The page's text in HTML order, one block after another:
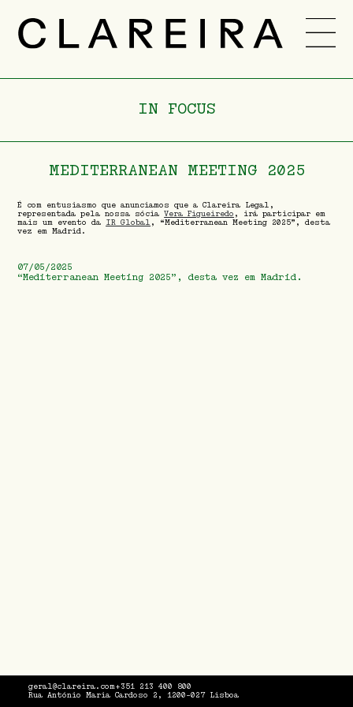
EQUIPA
CARREIRA
NOVIDADES
PT
ENG
IN FOCUS
MEDITERRANEAN MEETING 2025
07/05/2025
“Mediterranean Meeting 2025”, desta vez em Madrid.
É com entusiasmo que anunciamos que a Clareira Legal,
representada pela nossa sócia
Vera Figueiredo , irá participar em
mais um evento da
IR Global
, “Mediterranean Meeting 2025”, desta
vez em Madrid.
geral@clareira.com+351 213 400 800
Rua António Maria Cardoso 2, 1200-027 Lisboa